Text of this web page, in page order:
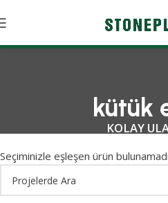
kütük
KOLAY
Seçiminizle eşleşen ürün